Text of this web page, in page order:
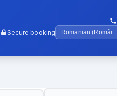
Secure booking